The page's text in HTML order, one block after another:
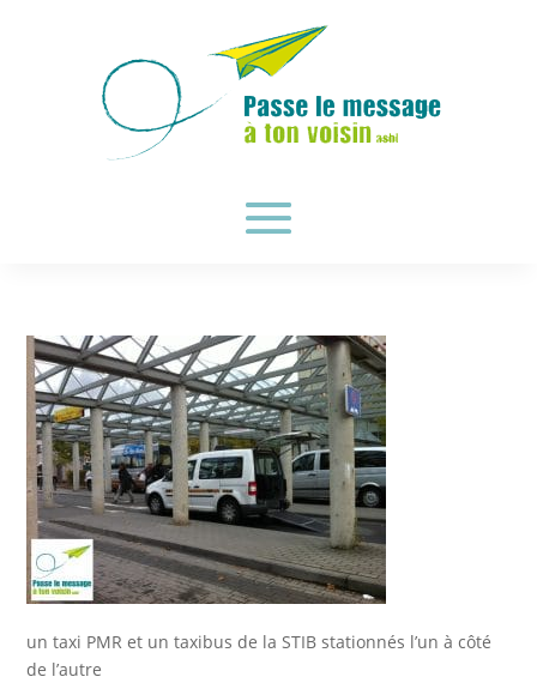
un taxi PMR et un taxibus de la STIB stationnés l’un à côté
de l’autre